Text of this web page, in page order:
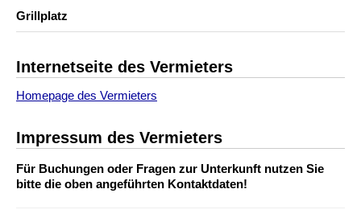
Grillplatz
Internetseite des Vermieters
Homepage des Vermieters
Impressum des Vermieters
Für Buchungen oder Fragen zur Unterkunft nutzen Sie
bitte die oben angeführten Kontaktdaten!